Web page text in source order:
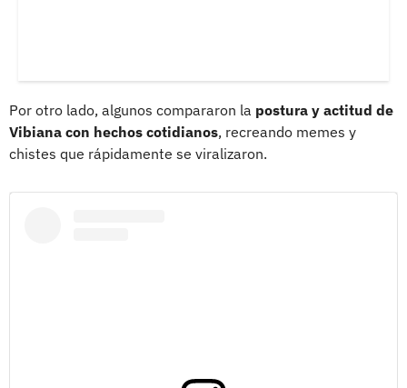
Por otro lado, algunos compararon la postura y actitud de
Vibiana con hechos cotidianos, recreando memes y
chistes que rápidamente se viralizaron.